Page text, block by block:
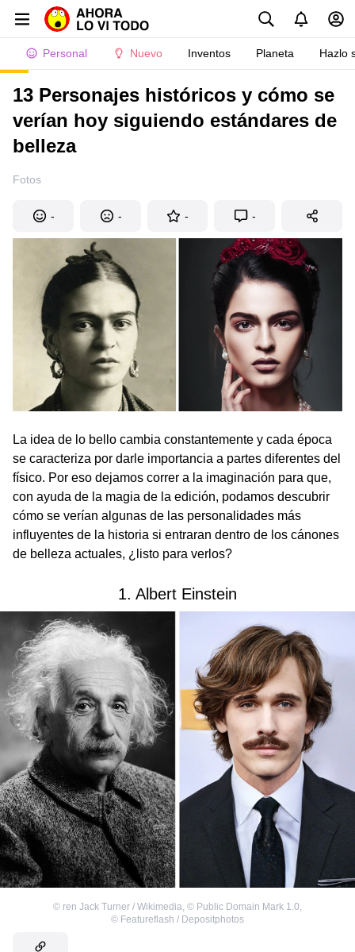
Personal Nuevo Inventos Planeta Hazlo
13 Personajes históricos y cómo se
verían hoy siguiendo estándares de
belleza
Fotos
- - - -
La idea de lo bello cambia constantemente y cada época
se caracteriza por darle importancia a partes diferentes del
físico. Por eso dejamos correr a la imaginación para que,
con ayuda de la magia de la edición, podamos descubrir
cómo se verían algunas de las personalidades más
influyentes de la historia si entraran dentro de los cánones
de belleza actuales, ¿listo para verlos?
1. Albert Einstein
© ren Jack Turner / Wikimedia, © Public Domain Mark 1.0,
© Featureflash / Depositphotos